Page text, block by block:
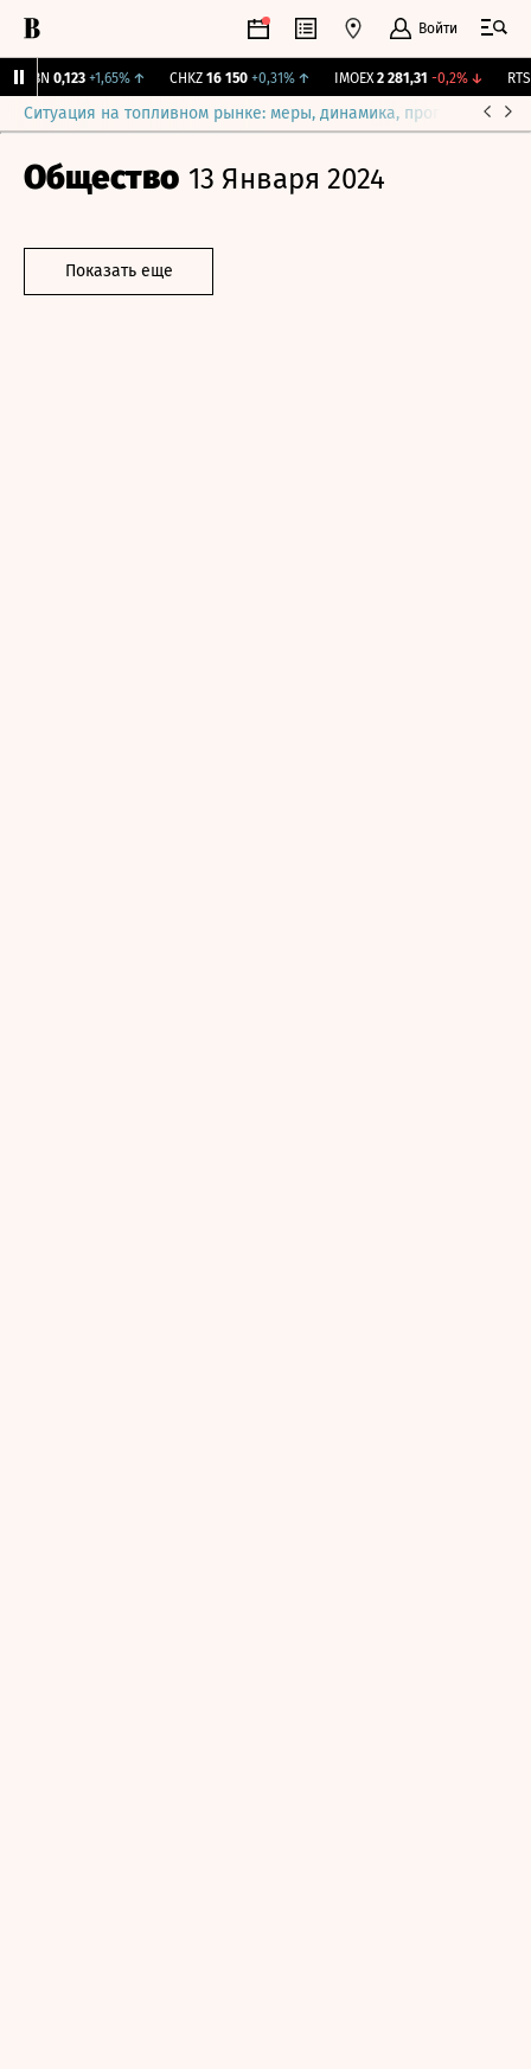
Войти
0,123 +1,65%↑ CHKZ 16 150 +0,31% ↑ IMOEX 2 281,31 -0,2%↓ RTSI
Ситуация на топливном рынке: меры, динамика, прогнозы
Общество 13 Января 2024
Показать еще